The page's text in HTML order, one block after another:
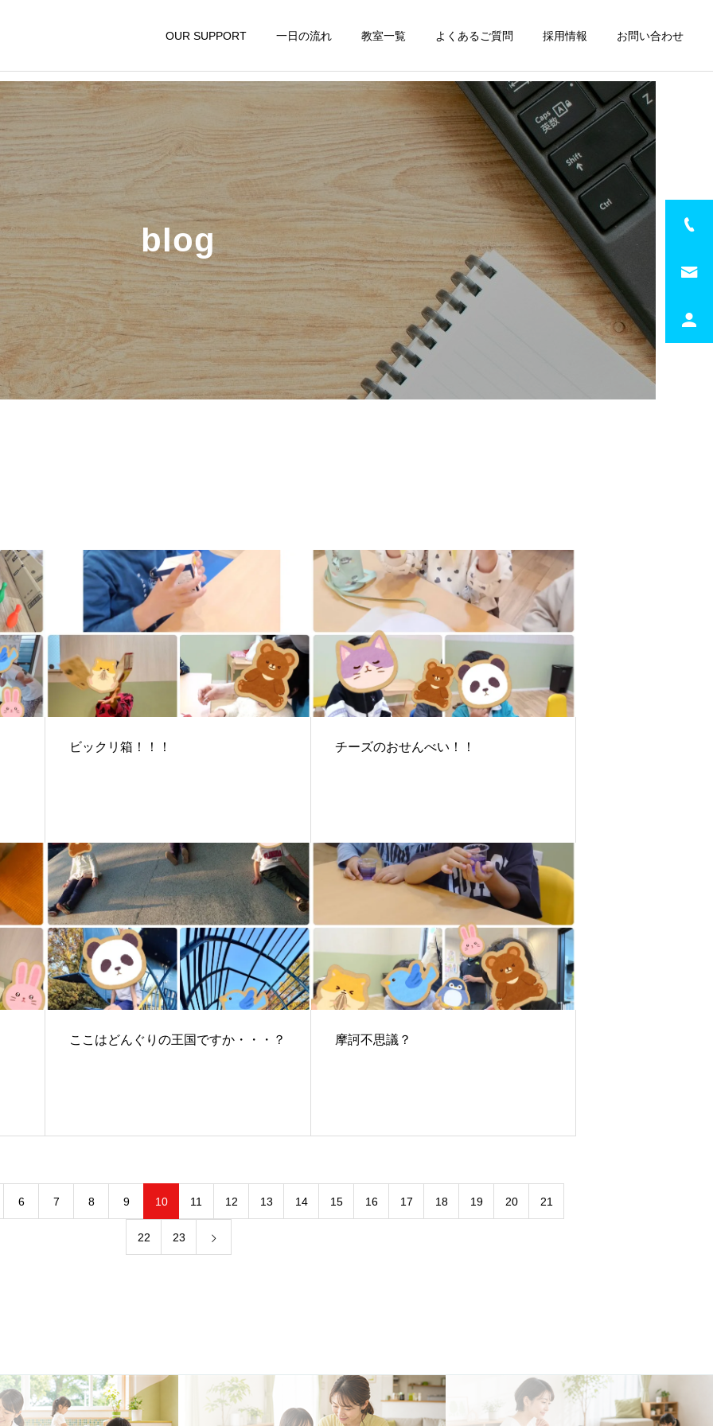
OUR SUPPORT 一日の流れ 教室一覧 よくあるご質問 採用情報 お問い合わせ
blog
ビックリ箱！！！ チーズのおせんべい！！
ここはどんぐりの王国ですか・・・？ 摩訶不思議？
6 7 8 9 10 11 12 13 14 15 16 17 18 19 20 21
22 23